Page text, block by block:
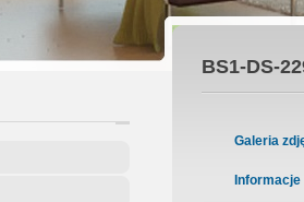
Pośrednicy
Zwrotu Zadatku
Umowa
BS1-DS-
Galeria
Informacje